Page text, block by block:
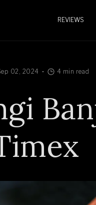
REVIEWS
02, 2024 4 min read